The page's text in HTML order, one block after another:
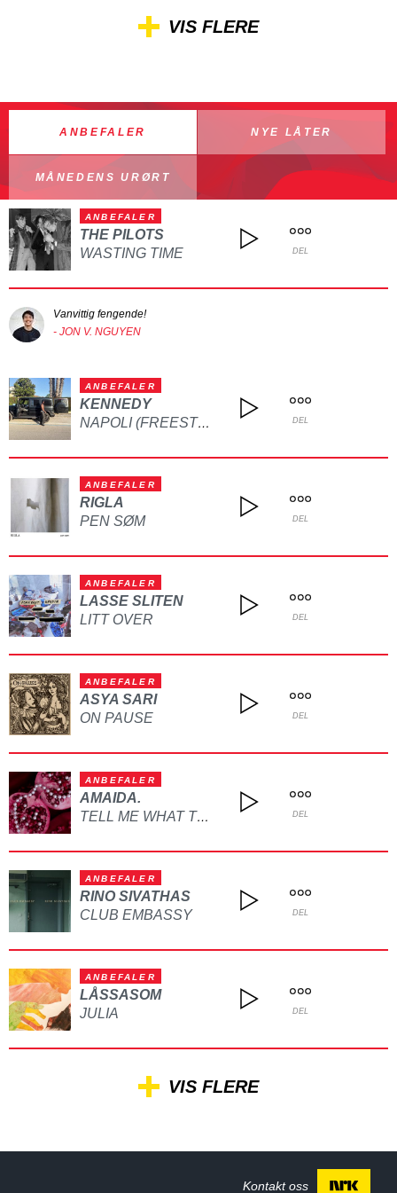
VIS FLERE
ANBEFALER NYE LÅTER
MÅNEDENS URØRT
ANBEFALER
THE PILOTS
WASTING TIME
DEL
Vanvittig fengende!
- JON V. NGUYEN
ANBEFALER
KENNEDY
NAPOLI (FREESTYLE) DEL
ANBEFALER
RIGLA
PEN SØM
DEL
ANBEFALER
LASSE SLITEN
LITT OVER
DEL
ANBEFALER
ASYA SARI
ON PAUSE
DEL
ANBEFALER
AMAIDA.
TELL ME WHAT TO DO DEL
ANBEFALER
RINO SIVATHAS
CLUB EMBASSY
DEL
ANBEFALER
LÅSSASOM
JULIA
DEL
VIS FLERE
Kontakt oss